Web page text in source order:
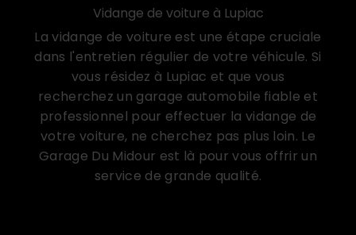
Vidange de voiture à Lupiac
La vidange de voiture est une étape cruciale
dans l'entretien régulier de votre véhicule. Si
vous résidez à Lupiac et que vous
recherchez un garage automobile fiable et
professionnel pour effectuer la vidange de
votre voiture, ne cherchez pas plus loin. Le
Garage Du Midour est là pour vous offrir un
service de grande qualité.